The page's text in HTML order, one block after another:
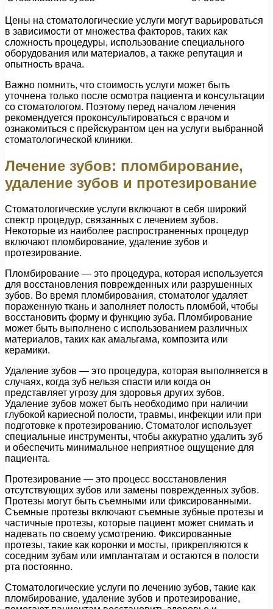
Цены на стоматологические услуги могут варьироваться
в зависимости от множества факторов, таких как
сложность процедуры, использование специального
оборудования или материалов, а также репутация и
опытность врача.
Важно помнить, что стоимость услуги может быть
уточнена только после осмотра пациента и консультации
со стоматологом. Поэтому перед началом лечения
рекомендуется проконсультироваться с врачом и
ознакомиться с прейскурантом цен на услуги выбранной
стоматологической клиники.
Лечение зубов: пломбирование,
удаление зубов и протезирование
Стоматологические услуги включают в себя широкий
спектр процедур, связанных с лечением зубов.
Некоторые из наиболее распространенных процедур
включают пломбирование, удаление зубов и
протезирование.
Пломбирование — это процедура, которая используется
для восстановления поврежденных или разрушенных
зубов. Во время пломбирования, стоматолог удаляет
пораженную ткань и заполняет полость пломбой, чтобы
восстановить форму и функцию зуба. Пломбирование
может быть выполнено с использованием различных
материалов, таких как амальгама, композита или
керамики.
Удаление зубов — это процедура, которая выполняется в
случаях, когда зуб нельзя спасти или когда он
представляет угрозу для здоровья других зубов.
Удаление зубов может быть необходимо при наличии
глубокой кариесной полости, травмы, инфекции или при
подготовке к протезированию. Стоматолог использует
специальные инструменты, чтобы аккуратно удалить зуб
и обеспечить минимальное неприятное ощущение для
пациента.
Протезирование — это процесс восстановления
отсутствующих зубов или замены поврежденных зубов.
Протезы могут быть съемными или фиксированными.
Съемные протезы включают съемные зубные протезы и
частичные протезы, которые пациент может снимать и
надевать по своему усмотрению. Фиксированные
протезы, такие как коронки и мосты, прикрепляются к
соседним зубам или имплантатам и остаются в полости
рта постоянно.
Стоматологические услуги по лечению зубов, такие как
пломбирование, удаление зубов и протезирование,